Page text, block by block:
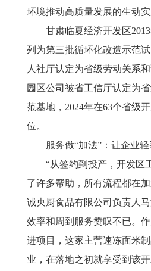
环境推动高质量发展的生动实
甘肃临夏经济开发区
列为第三批循环化改造示范
人社厅认定为省级劳动关系
园区公司被省工信厅认定为
范基地，2024年在63个省级
位。
服务做“加法”：让企业
“从签约到投产，开发区
了许多帮助，所有流程都在
诚央厨食品有限公司负责人
效率和周到服务赞叹不已。
进项目，这家主营速冻面米
业，在落地之初就享受到该